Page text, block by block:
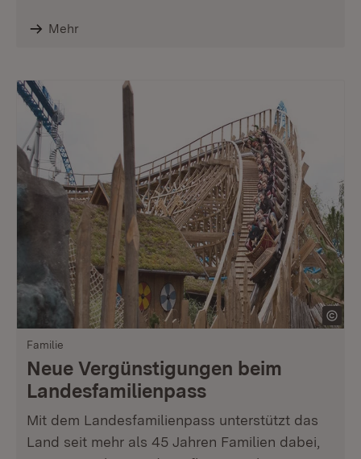
Mehr
Familie
Neue Vergünstigungen beim
Landesfamilienpass
Mit dem Landesfamilienpass unterstützt das
Land seit mehr als 45 Jahren Familien dabei,